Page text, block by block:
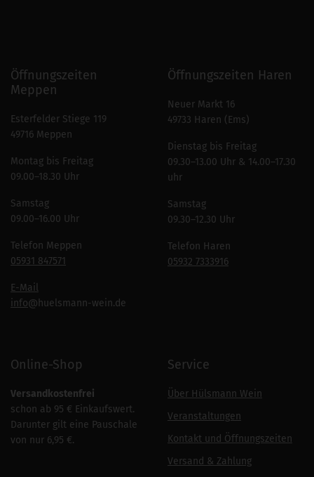
Öffnungszeiten
Meppen
Esterfelder Stiege 119
49716 Meppen
Montag bis Freitag
09.00–18.30 Uhr
Samstag
09.00–16.00 Uhr
Telefon Meppen
05931 847571
E-Mail
info@huelsmann-wein.de
Öffnungszeiten Haren
Neuer Markt 16
49733 Haren (Ems)
Dienstag bis Freitag
09.30–13.00 Uhr & 14.00–17.30
uhr
Samstag
09.30–12.30 Uhr
Telefon Haren
05932 7333916
Online-Shop
Versandkostenfrei
schon ab 95 € Einkaufswert.
Darunter gilt eine Pauschale
von nur 6,95 €.
Service
Über Hülsmann Wein
Veranstaltungen
Kontakt und Öffnungszeiten
Versand & Zahlung